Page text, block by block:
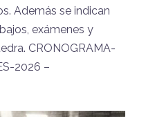
Además se indican
exámenes y
CRONOGRAMA-
2026 –